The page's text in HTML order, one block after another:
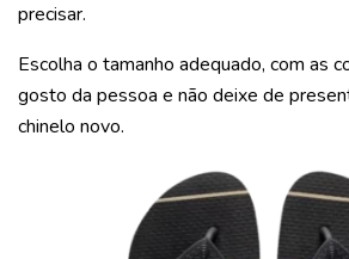
precisar.
Escolha o tamanho adequado, com as
gosto da pessoa e não deixe de
chinelo novo.